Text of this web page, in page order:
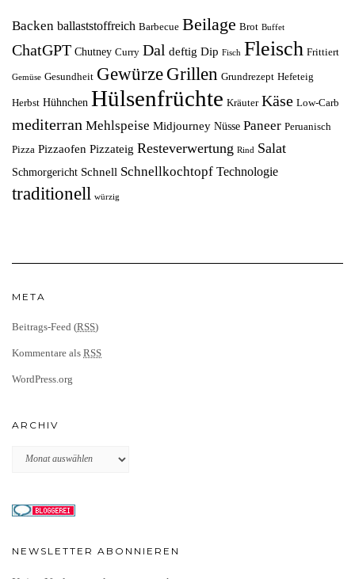
Backen ballaststoffreich Barbecue Beilage Brot Buffet
ChatGPT Chutney Curry Dal deftig Dip Fisch Fleisch Frittiert
Gemüse Gesundheit Gewürze Grillen Grundrezept Hefeteig
Herbst Hühnchen Hülsenfrüchte Kräuter Käse Low-Carb
mediterran Mehlspeise Midjourney Nüsse Paneer Peruanisch
Pizza Pizzaofen Pizzateig Resteverwertung Rind Salat
Schmorgericht Schnell Schnellkochtopf Technologie
traditionell würzig
META
Beitrags-Feed (RSS)
Kommentare als RSS
WordPress.org
ARCHIV
Archiv
NEWSLETTER ABONNIEREN